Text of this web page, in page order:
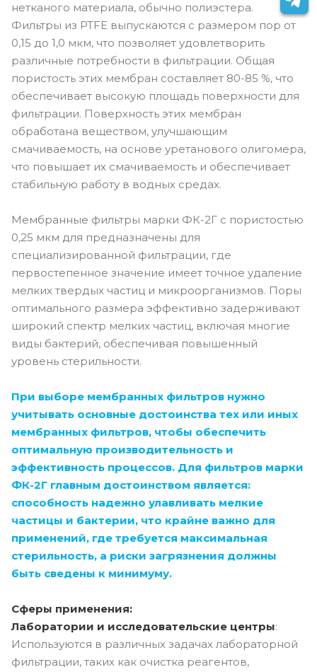
нетканого материала, обычно полиэстера.
Фильтры из PTFE выпускаются с размером пор от
0,15 до 1,0 мкм, что позволяет удовлетворить
различные потребности в фильтрации. Общая
пористость этих мембран составляет 80-85 %, что
обеспечивает высокую площадь поверхности для
фильтрации. Поверхность этих мембран
обработана веществом, улучшающим
смачиваемость, на основе уретанового олигомера,
что повышает их смачиваемость и обеспечивает
стабильную работу в водных средах.
Мембранные фильтры марки ФК-2Г с пористостью
0,25 мкм для предназначены для
специализированной фильтрации, где
первостепенное значение имеет точное удаление
мелких твердых частиц и микроорганизмов. Поры
оптимального размера эффективно задерживают
широкий спектр мелких частиц, включая многие
виды бактерий, обеспечивая повышенный
уровень стерильности.
При выборе мембранных фильтров нужно
учитывать основные достоинства тех или иных
мембранных фильтров, чтобы обеспечить
оптимальную производительность и
эффективность процессов. Для фильтров марки
ФК-2Г главным достоинством является:
способность надежно улавливать мелкие
частицы и бактерии, что крайне важно для
применений, где требуется максимальная
стерильность, а риски загрязнения должны
быть сведены к минимуму.
Сферы применения:
Лаборатории и исследовательские центры:
Используются в различных задачах лабораторной
фильтрации, таких как очистка реагентов,